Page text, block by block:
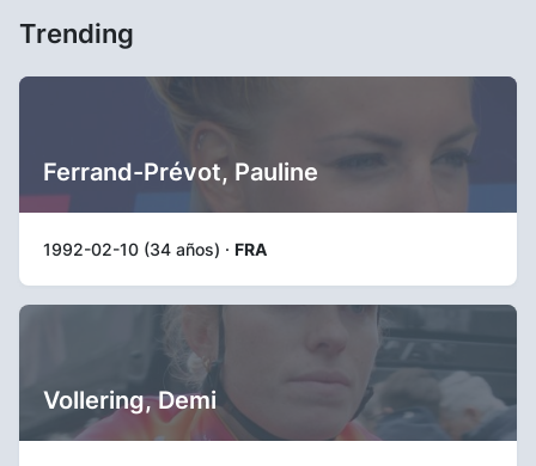
Trending
Ferrand-Prévot, Pauline
1992-02-10 (34 años) · FRA
Vollering, Demi